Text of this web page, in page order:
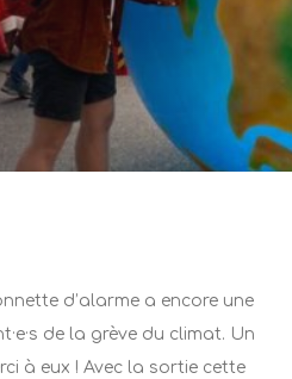
d’alarme a encore une
de la grève du climat. Un
à eux ! Avec la sortie cette